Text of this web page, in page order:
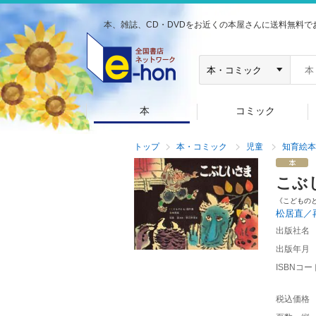
本、雑誌、CD・DVDをお近くの本屋さんに送料無料で
本 コミック
トップ 本・コミック 児童 知育絵本
こぶ
《こどもの
松居直
出版社名
出版年月
ISBNコー
税込価格